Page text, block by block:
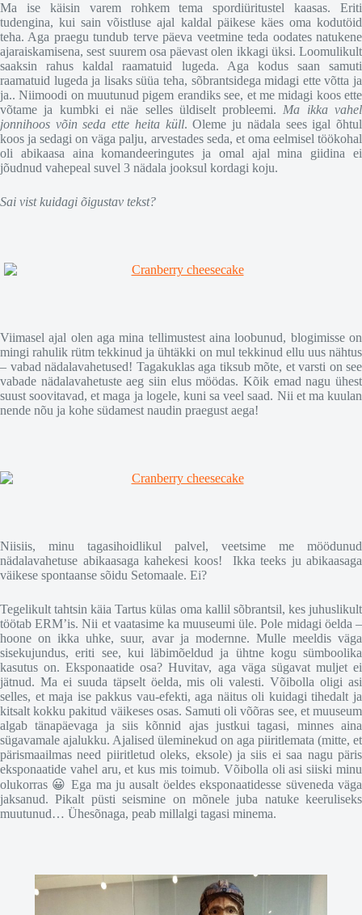
Ma ise käisin varem rohkem tema spordiüritustel kaasas. Eriti
tudengina, kui sain võistluse ajal kaldal päikese käes oma kodutöid
teha. Aga praegu tundub terve päeva veetmine teda oodates natukene
ajaraiskamisena, sest suurem osa päevast olen ikkagi üksi. Loomulikult
saaksin rahus kaldal raamatuid lugeda. Aga kodus saan samuti
raamatuid lugeda ja lisaks süüa teha, sõbrantsidega midagi ette võtta ja
ja.. Niimoodi on muutunud pigem erandiks see, et me midagi koos ette
võtame ja kumbki ei näe selles üldiselt probleemi. Ma ikka vahel
jonnihoos võin seda ette heita küll. Oleme ju nädala sees igal õhtul
koos ja sedagi on väga palju, arvestades seda, et oma eelmisel töökohal
oli abikaasa aina komandeeringutes ja omal ajal mina giidina ei
jõudnud vahepeal suvel 3 nädala jooksul kordagi koju.
Sai vist kuidagi õigustav tekst?
Viimasel ajal olen aga mina tellimustest aina loobunud, blogimisse on
mingi rahulik rütm tekkinud ja ühtäkki on mul tekkinud ellu uus nähtus
– vabad nädalavahetused! Tagakuklas aga tiksub mõte, et varsti on see
vabade nädalavahetuste aeg siin elus möödas. Kõik emad nagu ühest
suust soovitavad, et maga ja logele, kuni sa veel saad. Nii et ma kuulan
nende nõu ja kohe südamest naudin praegust aega!
Niisiis, minu tagasihoidlikul palvel, veetsime me möödunud
nädalavahetuse abikaasaga kahekesi koos! Ikka teeks ju abikaasaga
väikese spontaanse sõidu Setomaale. Ei?
Tegelikult tahtsin käia Tartus külas oma kallil sõbrantsil, kes juhuslikult
töötab ERM’is. Nii et vaatasime ka muuseumi üle. Pole midagi öelda –
hoone on ikka uhke, suur, avar ja modernne. Mulle meeldis väga
sisekujundus, eriti see, kui läbimõeldud ja ühtne kogu sümboolika
kasutus on. Eksponaatide osa? Huvitav, aga väga sügavat muljet ei
jätnud. Ma ei suuda täpselt öelda, mis oli valesti. Võibolla oligi asi
selles, et maja ise pakkus vau-efekti, aga näitus oli kuidagi tihedalt ja
kitsalt kokku pakitud väikeses osas. Samuti oli võõras see, et muuseum
algab tänapäevaga ja siis kõnnid ajas justkui tagasi, minnes aina
sügavamale ajalukku. Ajalised üleminekud on aga piiritlemata (mitte, et
pärismaailmas need piiritletud oleks, eksole) ja siis ei saa nagu päris
eksponaatide vahel aru, et kus mis toimub. Võibolla oli asi siiski minu
olukorras 😀 Ega ma ju ausalt öeldes eksponaatidesse süveneda väga
jaksanud. Pikalt püsti seismine on mõnele juba natuke keeruliseks
muutunud… Ühesõnaga, peab millalgi tagasi minema.